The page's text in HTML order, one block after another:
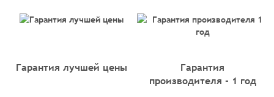
Гарантия лучшей цены
Гарантия
производителя - 1 год